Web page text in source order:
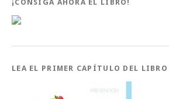
¡CONSIGA AHORA EL LIBRO!
LEA EL PRIMER CAPÍTULO DEL